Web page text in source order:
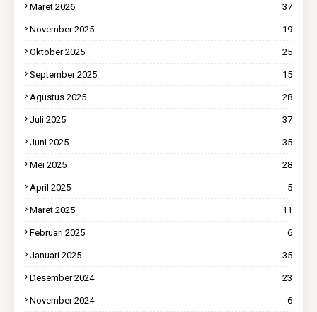
Maret 2026 37
November 2025 19
Oktober 2025 25
September 2025 15
Agustus 2025 28
Juli 2025 37
Juni 2025 35
Mei 2025 28
April 2025 5
Maret 2025 11
Februari 2025 6
Januari 2025 35
Desember 2024 23
November 2024 6